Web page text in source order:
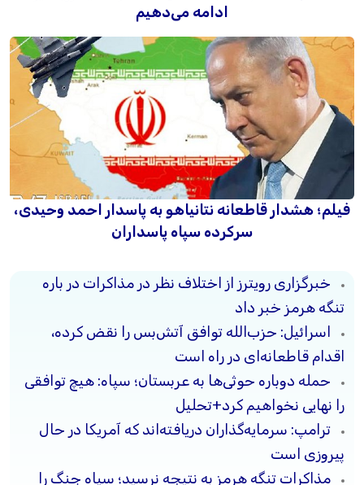
ادامه می‌دهیم
فیلم؛ هشدار قاطعانه نتانیاهو به پاسدار احمد وحیدی،
سرکرده سپاه پاسداران
خبرگزاری رویترز از اختلاف نظر در مذاکرات در باره
تنگه هرمز خبر داد
اسرائیل: حزب‌الله توافق آتش‌بس را نقض کرده،
اقدام قاطعانه‌ای در راه است
حمله دوباره حوثی‌ها به عربستان؛ سپاه: هیچ توافقی
را نهایی نخواهیم کرد+تحلیل
ترامپ: سرمایه‌گذاران دریافته‌اند که آمریکا در حال
پیروزی است
مذاکرات تنگه هرمز به نتیجه نرسید؛ سپاه جنگ را